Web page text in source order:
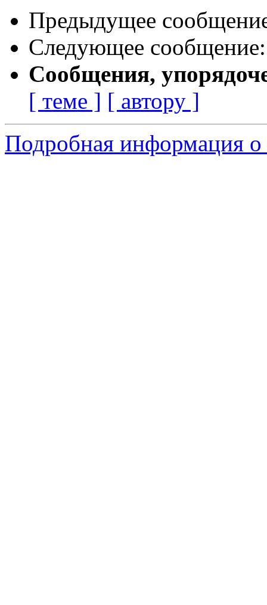
Предыдущее
Следующее
Сообщения,
[ теме ] [ автору ]
Подробная информация о